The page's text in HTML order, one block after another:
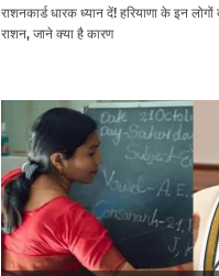
राशनकार्ड धारक ध्यान दें! हरियाणा के इन
राशन, जाने क्या है कारण